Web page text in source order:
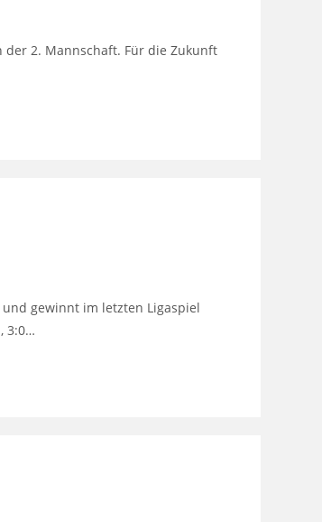
der 2. Mannschaft. Für die Zukunft
gewinnt im letzten Ligaspiel
3:0…